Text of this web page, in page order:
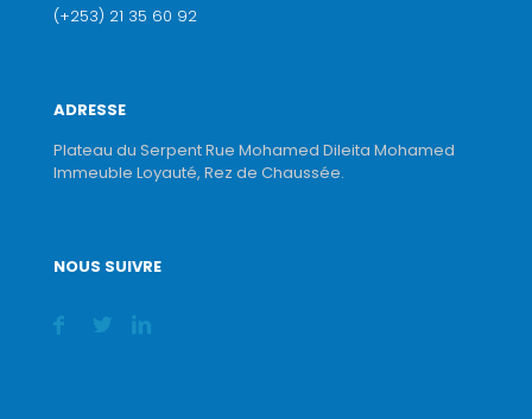
(+253) 21 35 60 92
ADRESSE
Plateau du Serpent Rue Mohamed Dileita Mohamed
Immeuble Loyauté, Rez de Chaussée.
NOUS SUIVRE